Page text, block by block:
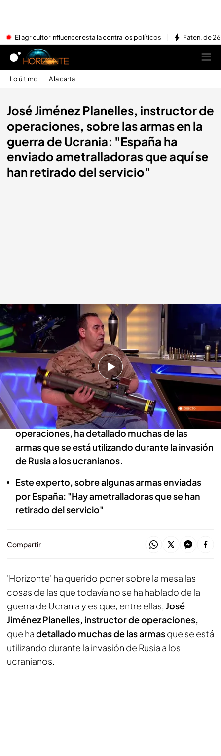
El agricultor influencer estalla contra los políticos Faten, de
Lo último A la carta
José Jiménez Planelles, instructor de
operaciones, sobre las armas en la
guerra de Ucrania: "España ha
enviado ametralladoras que aquí se
han retirado del servicio"
José Jiménez Planelles, instructor de operaciones, en 'Horizonte'
cuatro.com
10 MAR 2022 - 23:56h.
Las imágenes de un ucraniano que muestran
cómo viven en un búnker: "Así es como
vivimos"
José Jiménez Planelles, instructor de
operaciones, ha detallado muchas de las
armas que se está utilizando durante la invasión
de Rusia a los ucranianos.
Este experto, sobre algunas armas enviadas
por España: "Hay ametralladoras que se han
retirado del servicio"
Compartir
'Horizonte' ha querido poner sobre la mesa las
cosas de las que todavía no se ha hablado de la
guerra de Ucrania y es que, entre ellas, José
Jiménez Planelles, instructor de operaciones,
que hadetallado muchas de las armasque se está
utilizando durante la invasión de Rusia a los
ucranianos.